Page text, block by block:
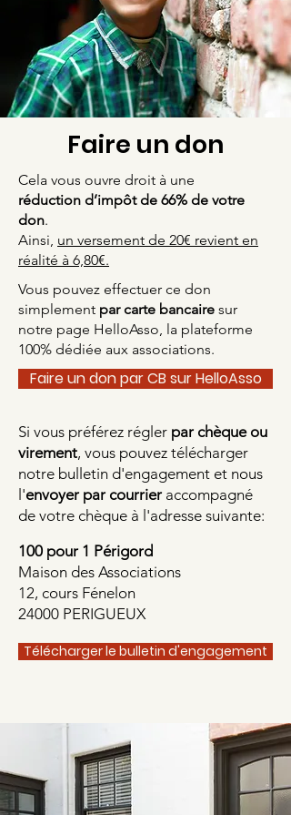
Faire un don
Cela vous ouvre droit à une
réduction d’impôt de 66% de votre
don.
Ainsi, un versement de 20€ revient en
réalité à 6,80€.
Vous pouvez effectuer ce don
simplement par carte bancaire sur
notre page HelloAsso, la plateforme
100% dédiée aux associations.
Faire un don par CB sur HelloAsso
Si vous préférez régler par chèque ou
virement, vous pouvez télécharger
notre bulletin d'engagement et nous
l'envoyer par courrier accompagné
de votre chèque à l'adresse suivante:
100 pour 1 Périgord
Maison des Associations
12, cours Fénelon
24000 PERIGUEUX
Télécharger le bulletin d'engagement